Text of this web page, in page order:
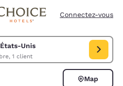
Connectez-vous
Unis
1 chambre, 1 client
Géorgie, États-Unis. Date
Map